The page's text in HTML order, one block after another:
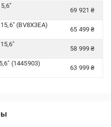
69 921 ₴
(BV8X3EA)
65 499 ₴
58 999 ₴
(1445903)
63 999 ₴